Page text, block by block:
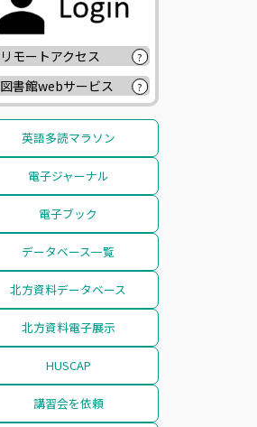
リモートアクセス ?
図書館webサービス ?
英語多読マラソン
電子ジャーナル
電子ブック
データベース一覧
北方資料データベース
北方資料電子展示
HUSCAP
講習会を依頼